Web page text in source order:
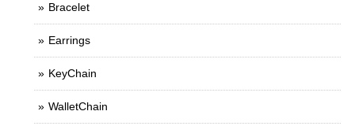
Bracelet
Earrings
KeyChain
WalletChain